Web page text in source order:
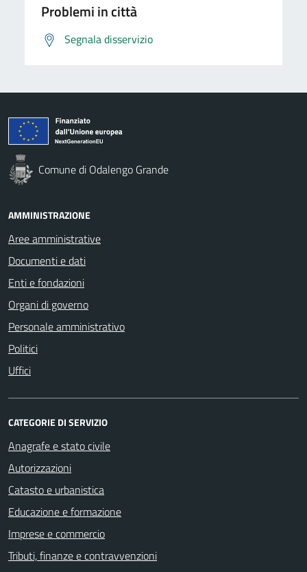
Problemi in città
Segnala disservizio
Comune di Odalengo Grande
AMMINISTRAZIONE
Aree amministrative
Documenti e dati
Enti e fondazioni
Organi di governo
Personale amministrativo
Politici
Uffici
CATEGORIE DI SERVIZIO
Anagrafe e stato civile
Autorizzazioni
Catasto e urbanistica
Educazione e formazione
Imprese e commercio
Tributi, finanze e contravvenzioni